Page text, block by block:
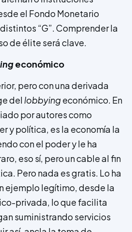
el Fondo Monetario
“G”. Comprender la
de élite será clave.
económico
pero con una derivada
del lobbyingeconómico. En
por autores como
y política, es la economía la
con el poder y le ha
eso sí, pero un cable al fin
Pero nada es gratis. Lo ha
ejemplo legítimo, desde la
privada, lo que facilita
suministrando servicios